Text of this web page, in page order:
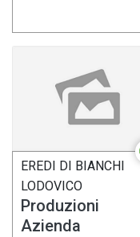
EREDI DI BIANCHI
LODOVICO
Produzioni
Azienda